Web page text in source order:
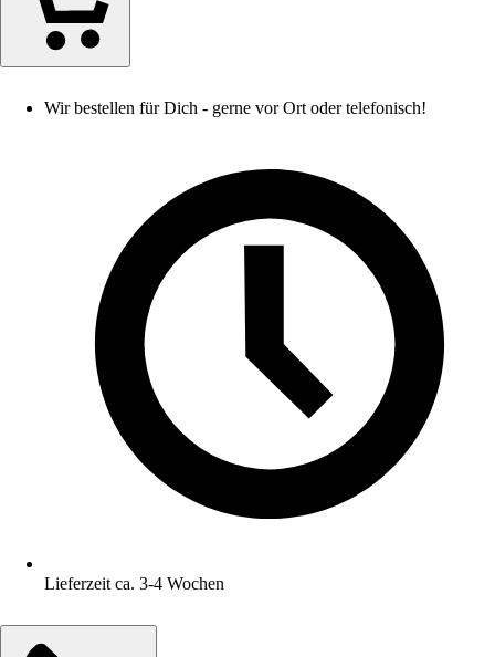
Wir bestellen für Dich - gerne vor Ort oder telefonisch!
Lieferzeit ca. 3-4 Wochen